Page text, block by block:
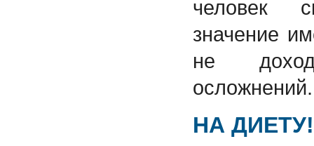
человек
значение
не
осложнений.
НА ДИЕТУ!